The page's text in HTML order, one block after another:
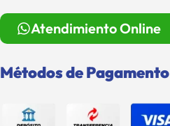
Atendimiento Online
Métodos de Pagamento